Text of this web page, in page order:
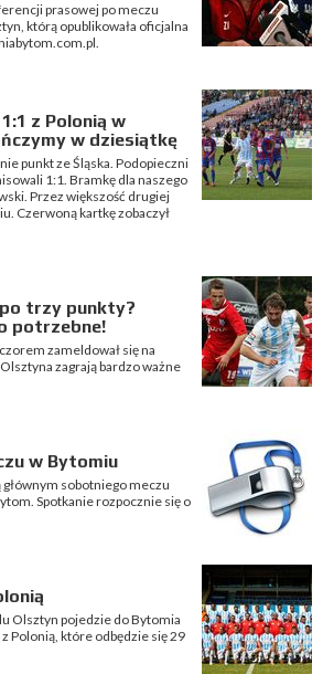
prasowej po meczu
którą opublikowała oficjalna
z Polonią w
w dziesiątkę
punkt ze Śląska. Podopieczni
1:1. Bramkę dla naszego
Przez większość drugiej
Czerwoną kartkę zobaczył
trzy punkty?
potrzebne!
zameldował się na
zagrają bardzo ważne
w Bytomiu
sobotniego meczu
Spotkanie rozpocznie się o
Olsztyn pojedzie do Bytomia
Polonią, które odbędzie się 29